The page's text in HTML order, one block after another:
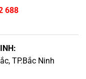
688
TP.Bắc Ninh